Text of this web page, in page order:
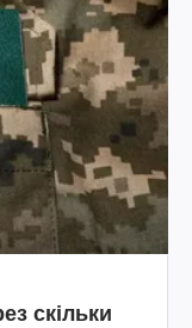
скільки